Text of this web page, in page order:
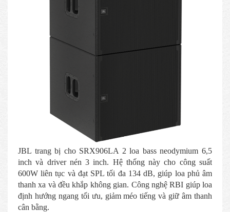
JBL trang bị cho SRX906LA 2 loa bass neodymium 6,5
inch và driver nén 3 inch. Hệ thống này cho công suất
600W liên tục và đạt SPL tối đa 134 dB, giúp loa phủ âm
thanh xa và đều khắp không gian. Công nghệ RBI giúp loa
định hướng ngang tối ưu, giảm méo tiếng và giữ âm thanh
cân bằng.